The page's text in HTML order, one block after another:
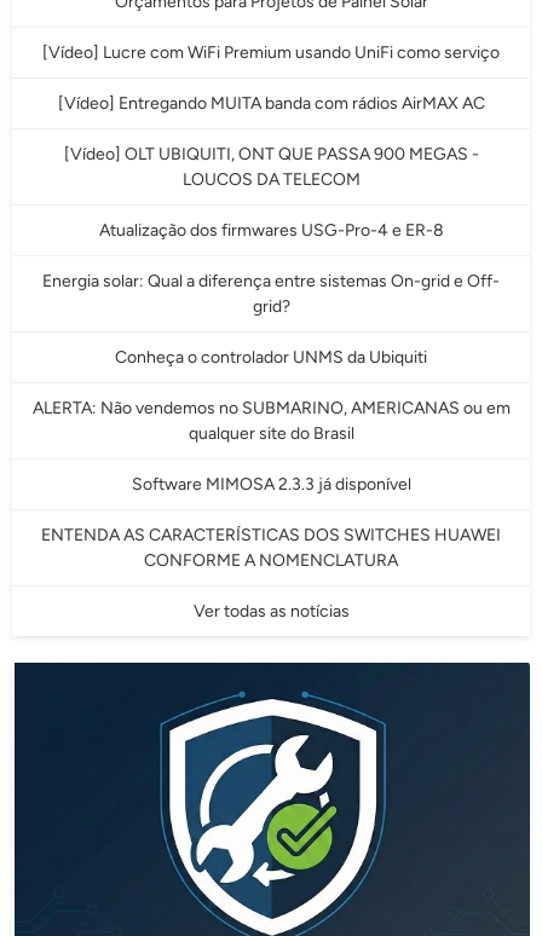
[Vídeo] Lucre com WiFi Premium usando UniFi como serviço
[Vídeo] Entregando MUITA banda com rádios AirMAX AC
[Vídeo] OLT UBIQUITI, ONT QUE PASSA 900 MEGAS -
LOUCOS DA TELECOM
Atualização dos firmwares USG-Pro-4 e ER-8
Energia solar: Qual a diferença entre sistemas On-grid e Off-
grid?
Conheça o controlador UNMS da Ubiquiti
ALERTA: Não vendemos no SUBMARINO, AMERICANAS ou em
qualquer site do Brasil
Software MIMOSA 2.3.3 já disponível
ENTENDA AS CARACTERÍSTICAS DOS SWITCHES HUAWEI
CONFORME A NOMENCLATURA
Ver todas as notícias